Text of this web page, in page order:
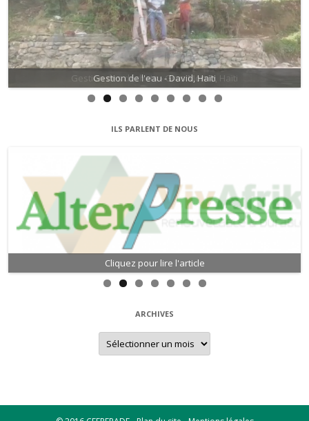
Gestion des déchets - Gros Morne, Haïti
Gestion de l'eau - David, Haïti
ILS PARLENT DE NOUS
Cliquez pour lire l'article
Cliquez pour lire l'article
ARCHIVES
Archives